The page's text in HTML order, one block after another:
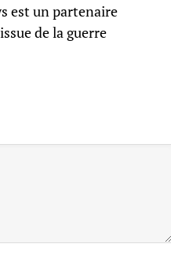
est un partenaire
de la guerre